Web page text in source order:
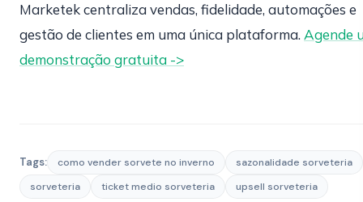
Marketek centraliza vendas, fidelidade, automações e
gestão de clientes em uma única plataforma. Agende
demonstração gratuita ->
Tags: como vender sorvete no inverno
sazonalidade sorveteria
sorveteria
ticket medio sorveteria upsell sorveteria